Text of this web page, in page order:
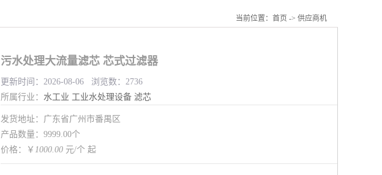
当前位置： 首页 -> 供应商机
污水处理大流量滤芯 芯式过滤器
更新时间：2026-08-06 浏览数：2736
所属行业： 水工业 工业水处理设备 滤芯
发货地址：广东省广州市番禺区
产品数量：9999.00个
价格：￥ 1000.00 元/个 起